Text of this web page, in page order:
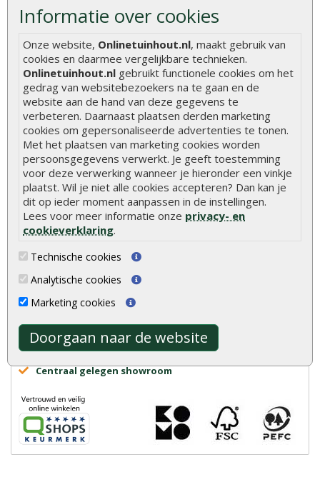
Informatie over cookies
Onze website, Onlinetuinhout.nl, maakt gebruik van
cookies en daarmee vergelijkbare technieken.
Onlinetuinhout.nl gebruikt functionele cookies om het
gedrag van websitebezoekers na te gaan en de
website aan de hand van deze gegevens te
verbeteren. Daarnaast plaatsen derden marketing
cookies om gepersonaliseerde advertenties te tonen.
Met het plaatsen van marketing cookies worden
persoonsgegevens verwerkt. Je geeft toestemming
voor deze verwerking wanneer je hieronder een vinkje
plaatst. Wil je niet alle cookies accepteren? Dan kan je
dit op ieder moment aanpassen in de instellingen.
Lees voor meer informatie onze privacy- en
cookieverklaring.
Technische cookies
Analytische cookies
Marketing cookies
Doorgaan naar de website
€ 13,75 € 11,95
Advies of vragen?We helpen u graag
0320 - 258604
info@onlinetuinhout.nl
Scherpe prijzen
Uitsluitend topkwaliteit
Vakkundig personeel
24/7 online bestellen
Meer dan 40 jaar ervaring
Centraal gelegen showroom